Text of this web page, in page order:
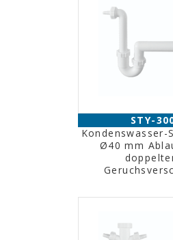
STY-
Kondenswasser-
Ø40 mm